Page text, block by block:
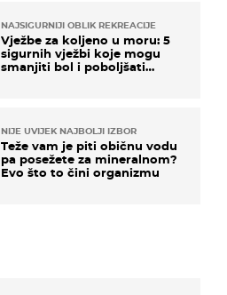
NAJSIGURNIJI OBLIK REKREACIJE
Vježbe za koljeno u moru: 5
sigurnih vježbi koje mogu
smanjiti bol i poboljšati
NIJE UVIJEK NAJBOLJI IZBOR
Teže vam je piti običnu vodu
pa posežete za mineralnom?
Evo što to čini organizmu